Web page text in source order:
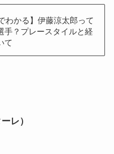
わかる】伊藤涼太郎って
手？プレースタイルと経
て
レ）